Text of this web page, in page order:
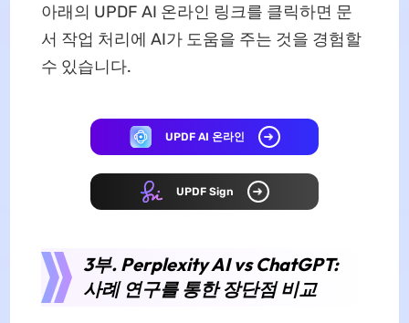
아래의 UPDF AI 온라인 링크를 클릭하면 문
서 작업 처리에 AI가 도움을 주는 것을 경험할
수 있습니다.
UPDF AI 온라인
UPDF Sign
3부. Perplexity AI vs ChatGPT:
사례 연구를 통한 장단점 비교